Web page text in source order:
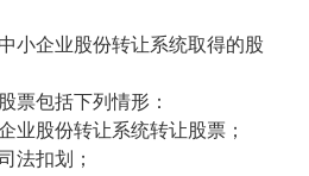
企业股份转让系统取得的股
包括下列情形：
股份转让系统转让股票；
扣划；